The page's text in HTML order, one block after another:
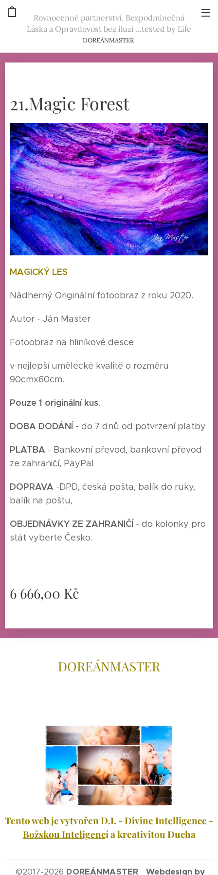
Rovnocenné partnerství, Bezpodmínečná
Láska a Opravdovost bez iluzí ...tested by Life
DOREÁNMASTER
21.Magic Forest
MAGICKÝ LES
Nádherný Originální fotoobraz z roku 2020.
Autor - Ján Master
Fotoobraz na hliníkové desce
v nejlepší umělecké kvalitě o rozměru
90cmx60cm.
Pouze 1 originální kus.
DOBA DODÁNÍ - do 7 dnů od potvrzení platby.
PLATBA - Bankovní převod, bankovní převod
ze zahraničí, PayPal
DOPRAVA -DPD, česká pošta, balík do ruky,
balík na poštu,
OBJEDNÁVKY ZE ZAHRANIČÍ - do kolonky pro
stát vyberte Česko.
6 666,00 Kč
DOREÁNMASTER
Tento web je vytvořen D.I. -Divine Intelligence -
Božskou Inteligencí a kreativitou Ducha
©2017-2026 DOREÁNMASTER Webdesign by